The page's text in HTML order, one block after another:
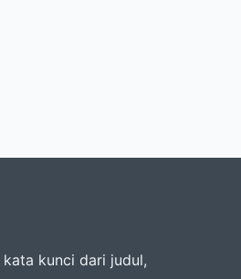
kunci dari judul,